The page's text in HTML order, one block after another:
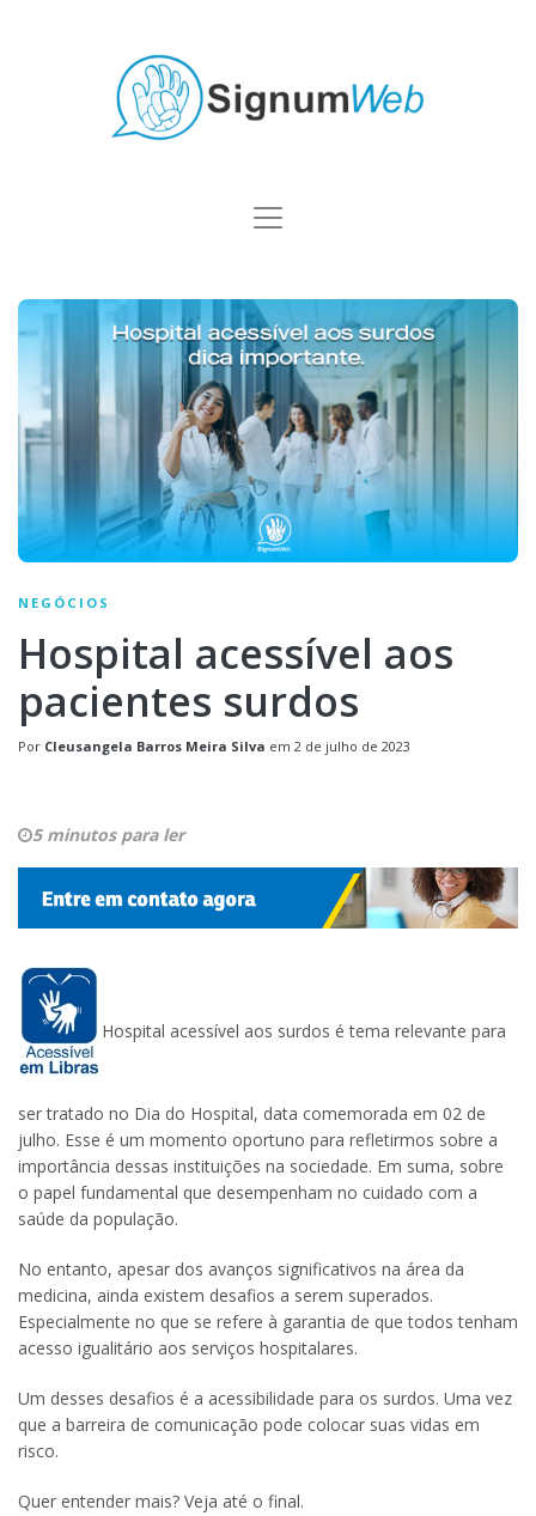
NEGÓCIOS
Hospital acessível aos
pacientes surdos
Por Cleusangela Barros Meira Silva em 2 de julho de 2023
5 minutos para ler
Hospital acessível aos surdos é tema relevante para
ser tratado no Dia do Hospital, data comemorada em 02 de
julho. Esse é um momento oportuno para refletirmos sobre a
importância dessas instituições na sociedade. Em suma, sobre
o papel fundamental que desempenham no cuidado com a
saúde da população.
No entanto, apesar dos avanços significativos na área da
medicina, ainda existem desafios a serem superados.
Especialmente no que se refere à garantia de que todos tenham
acesso igualitário aos serviços hospitalares.
Um desses desafios é a acessibilidade para os surdos. Uma vez
que a barreira de comunicação pode colocar suas vidas em
risco.
Quer entender mais? Veja até o final.